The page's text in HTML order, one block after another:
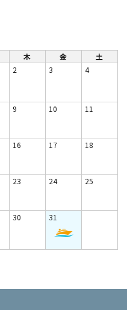
木 金
土
2 3 4
9 10 11
16 17 18
23 24 25
30 31